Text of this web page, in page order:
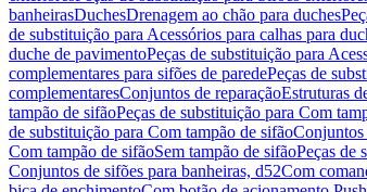
banheirasDuchesDrenagem ao chão para duches
de substituição para Acessórios para calhas para
duche de pavimentoPeças de substituição para
complementares para sifões de paredePeças de
complementaresConjuntos de reparaçãoEstruturas
tampão de sifãoPeças de substituição para Com
de substituição para Com tampão de sifãoConjuntos
Com tampão de sifãoSem tampão de sifãoPeças de
Conjuntos de sifões para banheiras, d52Com